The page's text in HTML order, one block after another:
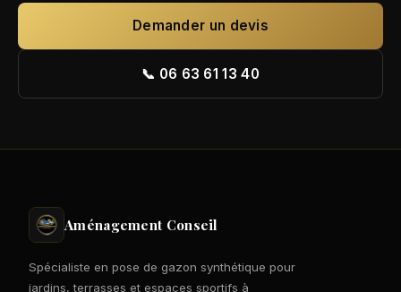
Demander un devis
📞 06 63 61 13 40
Aménagement Conseil
Spécialiste en pose de gazon synthétique pour
jardins, terrasses et espaces sportifs à